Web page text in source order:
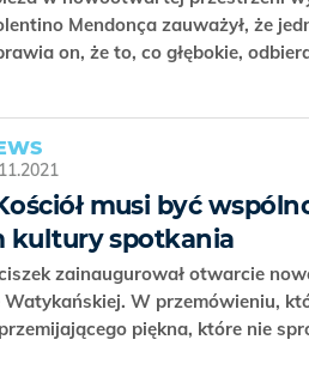
Mendonça zauważył, że
on, że to, co głębokie,
musi być
kultury spotkania
zainaugurował otwarcie
W przemówieniu,
piękna, które nie